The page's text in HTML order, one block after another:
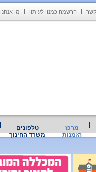
הרשמה כמנוי לעיתון מי אנחנו
מרכז
הזמנות
טלפונים
משרד החינוך